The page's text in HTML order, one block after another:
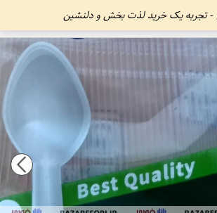
- تجربه یک خرید لذت بخش و دلنشین